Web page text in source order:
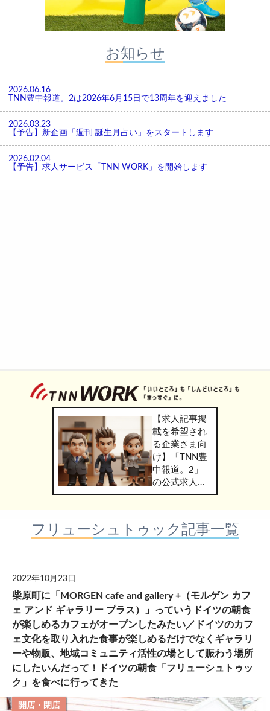
お知らせ
2026.06.16
TNN豊中報道。2は2026年6月15日で13周年を迎えました
2026.03.23
【予告】新企画「週刊 誕生月占い」をスタートします
2026.02.04
【予告】求人サービス「TNN WORK」を開始します
【求人記事掲
載を希望され
る企業さま向
け】「TNN豊
中報道。2」
の公式求人情
報サービス
WORK」のご
掲載につきま
フリューシュトゥック記事一覧
2022年10月23日
柴原町に「MORGEN cafe and gallery +（モルゲン カフ
ェ アンド ギャラリー プラス）」っていうドイツの朝食
が楽しめるカフェがオープンしたみたい／ドイツのカフ
ェ文化を取り入れた食事が楽しめるだけでなくギャラリ
ーや物販、地域コミュニティ活性の場として賑わう場所
にしたいんだって！ドイツの朝食「フリューシュトゥッ
ク」を食べに行ってきた
開店・閉店